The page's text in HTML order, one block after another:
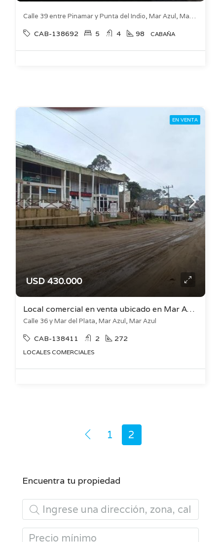
Calle 39 entre Pinamar y Punta del Indio, Mar Azul, Mar Azul
CAB-138692 5 4 98 CABAÑA
EN VENTA
USD 430.000
Local comercial en venta ubicado en Mar Azul
Calle 36 y Mar del Plata, Mar Azul, Mar Azul
CAB-138411 2 272
LOCALES COMERCIALES
1 2
Encuentra tu propiedad